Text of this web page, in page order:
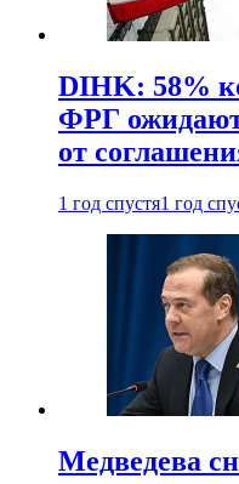
DIHK: 58%
ФРГ ожидают
от
1 год спустя1 год
Медведева